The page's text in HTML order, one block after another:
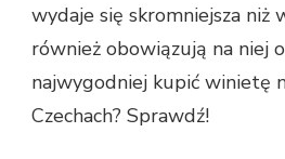
wydaje się skromniejsza niż
również obowiązują na niej
najwygodniej kupić winietę
Czechach? Sprawdź!